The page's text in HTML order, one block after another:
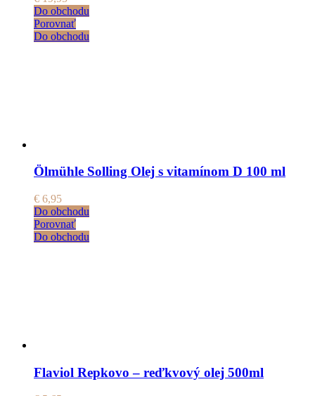
Do obchodu
Porovnať
Do obchodu
Ölmühle Solling Olej s vitamínom D 100 ml
€ 6,95
Do obchodu
Porovnať
Do obchodu
Flaviol Repkovo – reďkvový olej 500ml